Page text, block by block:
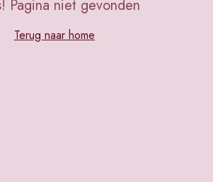
Pagina niet gevonden
Terug naar home